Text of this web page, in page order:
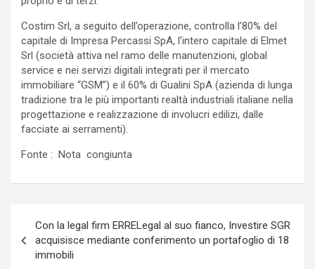
Costim Srl, a seguito dell’operazione, controlla l’80% del
capitale di Impresa Percassi SpA, l’intero capitale di Elmet
Srl (società attiva nel ramo delle manutenzioni, global
service e nei servizi digitali integrati per il mercato
immobiliare “GSM”) e il 60% di Gualini SpA (azienda di lunga
tradizione tra le più importanti realtà industriali italiane nella
progettazione e realizzazione di involucri edilizi, dalle
facciate ai serramenti).
Fonte : Nota congiunta
articoli
Con la legal firm ERRELegal al suo fianco, Investire SGR
acquisisce mediante conferimento un portafoglio di 18
immobili